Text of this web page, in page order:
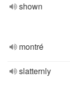
shown
montré
slatternly